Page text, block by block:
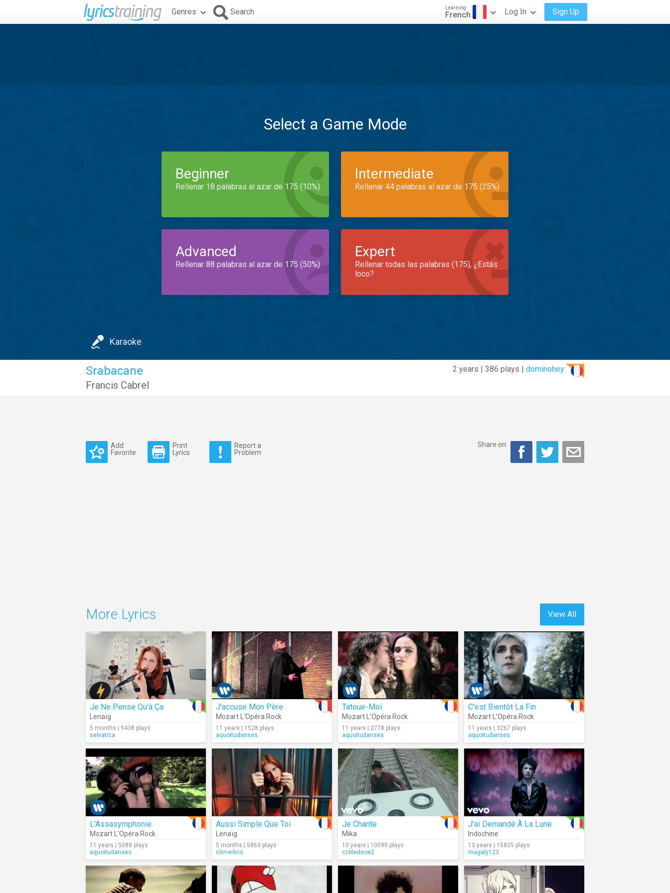
Genres Search Learning
French Log In Sign Up
Select a Game Mode
Beginner
Rellenar 18 palabras al azar de 175 (10%)
Intermediate
Rellenar 44 palabras al azar de 175 (25%)
Advanced
Rellenar 88 palabras al azar de 175 (50%)
Expert
Rellenar todas las palabras (175), ¿Estás
loco?
Karaoke
2 years | 386 plays | dominohey
Srabacane
Francis Cabrel
Add
Favorite
Print
Lyrics
Report a
Problem
Share on:
View All
More Lyrics
Je Ne Pense Qu'à Ça
Lenaïg
5 months | 9438 plays
selvatica
J'accuse Mon Père
Mozart L'Opéra Rock
11 years | 1528 plays
aquoitudanses
Tatoue-Moi
Mozart L'Opéra Rock
11 years | 2778 plays
aquoitudanses
C'est Bientôt La Fin
Mozart L'Opéra Rock
11 years | 3267 plays
aquoitudanses
L'Assasymphonie
Mozart L'Opéra Rock
11 years | 5088 plays
aquoitudanses
Aussi Simple Que Toi
Lenaïg
5 months | 5863 plays
climerkris
Je Chante
Mika
10 years | 10090 plays
ccbledsoe2
J'ai Demandé À La Lune
Indochine
13 years | 15835 plays
magaly123